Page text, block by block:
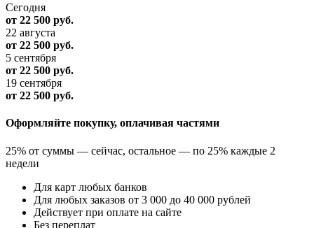
Сегодня
от 22 500 руб.
22 августа
от 22 500 руб.
5 сентября
от 22 500 руб.
19 сентября
от 22 500 руб.
Оформляйте покупку, оплачивая частями
25% от суммы — сейчас, остальное — по 25% каждые 2
недели
Для карт любых банков
Для любых заказов от 3 000 до 40 000 рублей
Действует при оплате на сайте
Без переплат